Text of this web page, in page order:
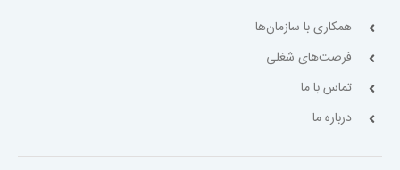
همکاری با سازمان‌ها
فرصت‌های شغلی
تماس با ما
درباره ما